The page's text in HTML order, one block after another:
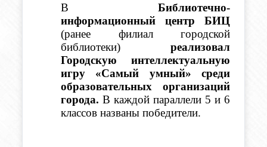
В Библиотечно-
информационный центр БИЦ
(ранее филиал городской
библиотеки) реализовал
Городскую интеллектуальную
игру «Самый умный» среди
образовательных организаций
города. В каждой параллели 5 и 6
классов названы победители.